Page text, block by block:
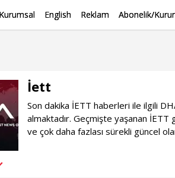
Kurumsal English Reklam Abonelik/
İett
Son dakika İETT haberleri ile ilgili
almaktadır. Geçmişte yaşanan
ve çok daha fazlası sürekli güncel